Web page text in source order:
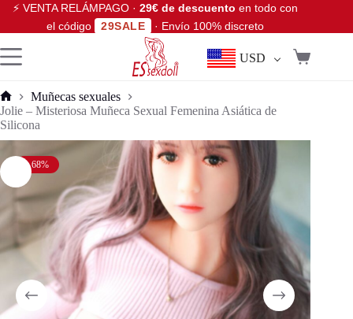
⚡ VENTA RELÁMPAGO ·29€ de descuento en todo con
el código
29SALE · Envío 100% discreto
USD
Muñecas sexuales
Jolie – Misteriosa Muñeca Sexual Femenina Asiática de
Silicona
- 68%